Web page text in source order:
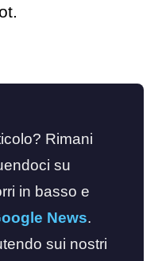
Rimani
su
in basso e
News.
sui nostri